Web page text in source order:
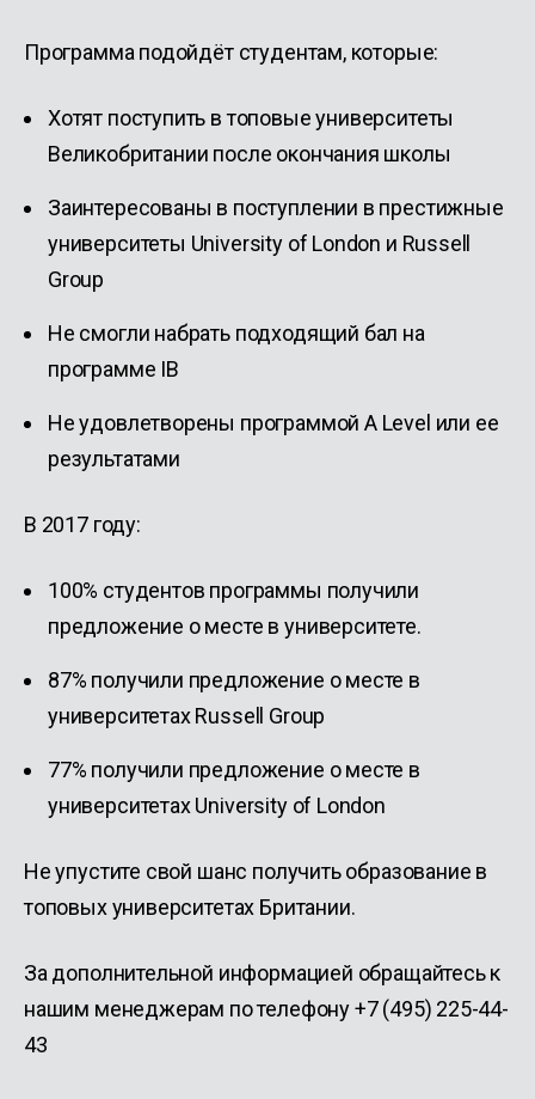
Программа подойдёт студентам, которые:
Хотят поступить в топовые университеты
Великобритании после окончания школы
Заинтересованы в поступлении в престижные
университеты University of London и Russell
Group
Не смогли набрать подходящий бал на
программе IB
Не удовлетворены программой A Level или ее
результатами
В 2017 году:
100% студентов программы получили
предложение о месте в университете.
87% получили предложение о месте в
университетах Russell Group
77% получили предложение о месте в
университетах University of London
Не упустите свой шанс получить образование в
топовых университетах Британии.
За дополнительной информацией обращайтесь к
нашим менеджерам по телефону +7 (495) 225-44-
43